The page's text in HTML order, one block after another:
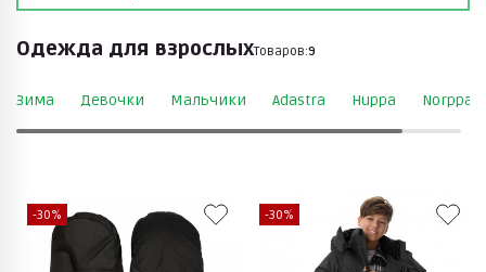
Одежда для взрослыхТоваров:9
Зима Девочки Мальчики Adastra Huppa Norppa
-30% -30%